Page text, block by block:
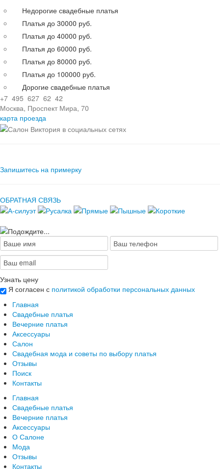
Недорогие свадебные платья
Платья до 30000 руб.
Платья до 40000 руб.
Платья до 60000 руб.
Платья до 80000 руб.
Платья до 100000 руб.
Дорогие свадебные платья
+7 495 627 62 42
Москва, Проспект Мира, 70
карта проезда
Запишитесь на примерку
ОБРАТНАЯ СВЯЗЬ
Узнать цену
Я согласен с политикой обработки персональных данных
Главная
Свадебные платья
Вечерние платья
Аксессуары
Салон
Свадебная мода и советы по выбору платья
Отзывы
Поиск
Контакты
Главная
Свадебные платья
Вечерние платья
Аксессуары
О Салоне
Мода
Отзывы
Контакты